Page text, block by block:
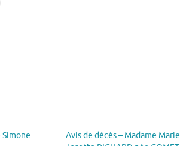
Simone
Avis de décès – Madame Marie